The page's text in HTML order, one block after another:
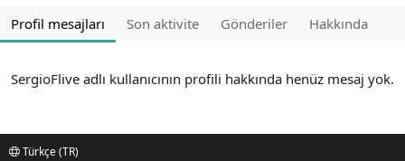
Profil mesajları Son aktivite Gönderiler Hakkında
SergioFlive adlı kullanıcının profili hakkında henüz mesaj yok.
Türkçe (TR)